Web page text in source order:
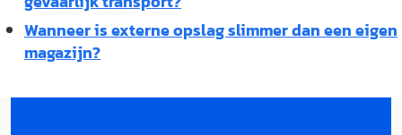
Wanneer is externe opslag slimmer dan een eigen
magazijn?